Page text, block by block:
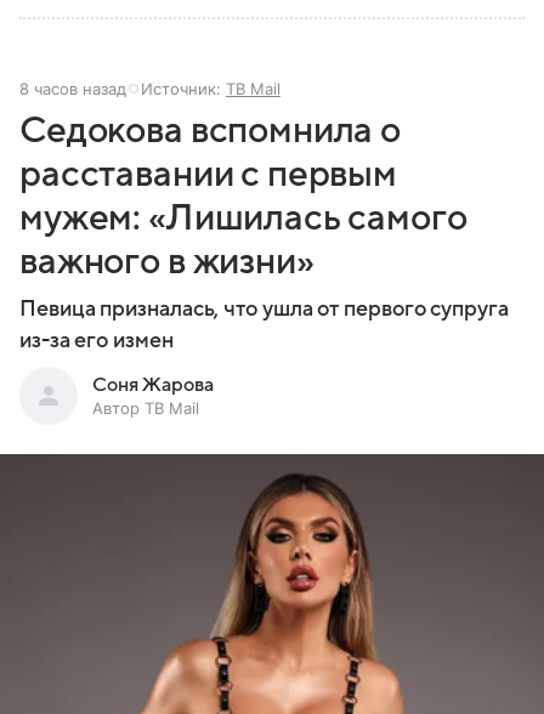
8 часов назад Источник: ТВ Mail
Седокова вспомнила о
расставании с первым
мужем: «Лишилась самого
важного в жизни»
Певица призналась, что ушла от первого супруга
из-за его измен
Соня Жарова
Автор ТВ Mail